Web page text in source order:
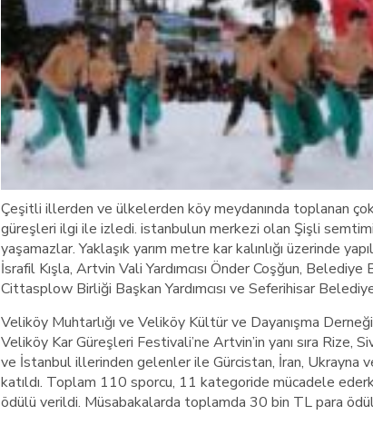
Giresunlu sürücü Orhangazi’de hayatını
Çeşitli illerden ve ülkelerden köy meydanında toplanan çok
güreşleri ilgi ile izledi. istanbulun merkezi olan Şişli
yaşamazlar. Yaklaşık yarım metre kar kalınlığı üzerinde
İsrafil Kışla, Artvin Vali Yardımcısı Önder Coşğun,
Cittasplow Birliği Başkan Yardımcısı ve Seferihisar
Veliköy Muhtarlığı ve Veliköy Kültür ve Dayanışma
Veliköy Kar Güreşleri Festivali’ne Artvin’in yanı sıra Rize,
ve İstanbul illerinden gelenler ile Gürcistan, İran, Ukrayna
katıldı. Toplam 110 sporcu, 11 kategoride mücadele
ödülü verildi. Müsabakalarda toplamda 30 bin TL para